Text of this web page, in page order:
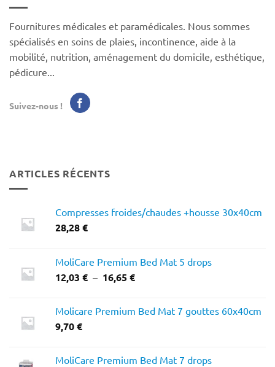
Fournitures médicales et paramédicales. Nous sommes
spécialisés en soins de plaies, incontinence, aide à la
mobilité, nutrition, aménagement du domicile, esthétique,
pédicure...
Suivez-nous !
ARTICLES RÉCENTS
Compresses froides/chaudes +housse 30x40cm
28,28€
MoliCare Premium Bed Mat 5 drops
12,03 € – 16,65€Plage
12,03 €
Molicare Premium Bed Mat 7 gouttes 60x40cm
9,70€
MoliCare Premium Bed Mat 7 drops